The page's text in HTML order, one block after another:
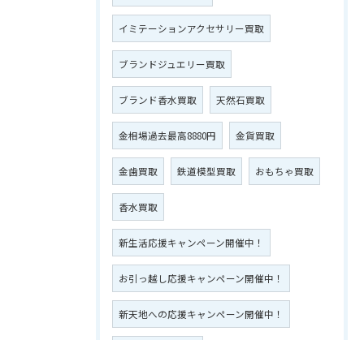
イミテーションアクセサリー買取
ブランドジュエリー買取
ブランド香水買取 天然石買取
金相場過去最高8880円 金貨買取
金歯買取 鉄道模型買取 おもちゃ買取
香水買取
新生活応援キャンペーン開催中！
お引っ越し応援キャンペーン開催中！
新天地への応援キャンペーン開催中！